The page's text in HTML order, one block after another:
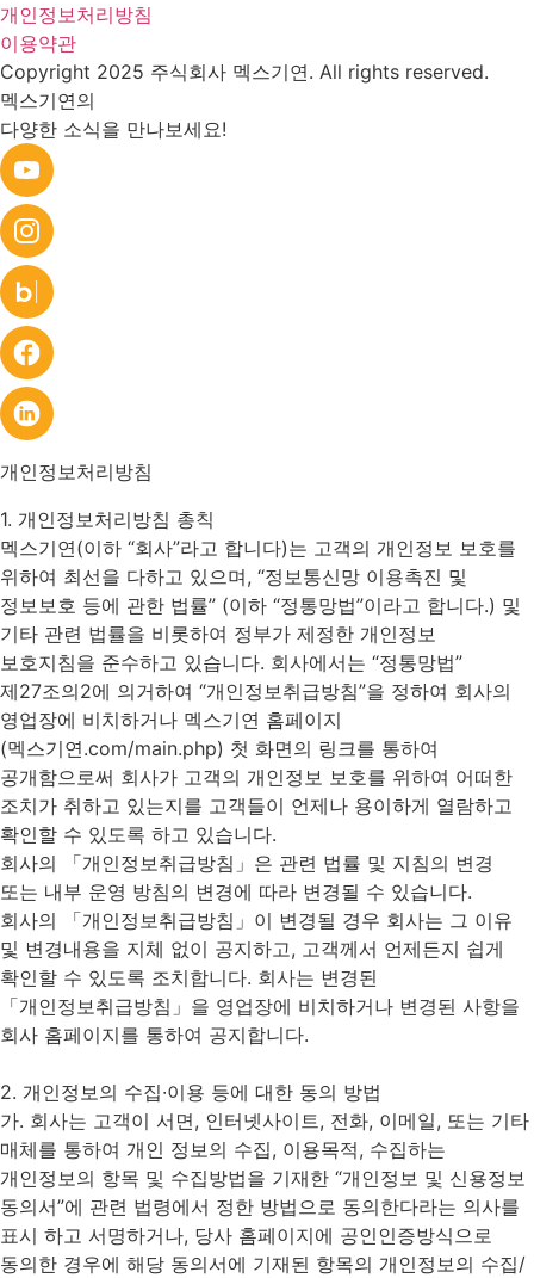
개인정보처리방침
이용약관
Copyright 2025 주식회사 멕스기연. All rights reserved.
멕스기연의
다양한 소식을 만나보세요!
개인정보처리방침
1. 개인정보처리방침 총칙
멕스기연(이하 “회사”라고 합니다)는 고객의 개인정보 보호를
위하여 최선을 다하고 있으며, “정보통신망 이용촉진 및
정보보호 등에 관한 법률” (이하 “정통망법”이라고 합니다.) 및
기타 관련 법률을 비롯하여 정부가 제정한 개인정보
보호지침을 준수하고 있습니다. 회사에서는 “정통망법”
제27조의2에 의거하여 “개인정보취급방침”을 정하여 회사의
영업장에 비치하거나 멕스기연 홈페이지
(멕스기연.com/main.php) 첫 화면의 링크를 통하여
공개함으로써 회사가 고객의 개인정보 보호를 위하여 어떠한
조치가 취하고 있는지를 고객들이 언제나 용이하게 열람하고
확인할 수 있도록 하고 있습니다.
회사의 「개인정보취급방침」은 관련 법률 및 지침의 변경
또는 내부 운영 방침의 변경에 따라 변경될 수 있습니다.
회사의 「개인정보취급방침」이 변경될 경우 회사는 그 이유
및 변경내용을 지체 없이 공지하고, 고객께서 언제든지 쉽게
확인할 수 있도록 조치합니다. 회사는 변경된
「개인정보취급방침」을 영업장에 비치하거나 변경된 사항을
회사 홈페이지를 통하여 공지합니다.
2. 개인정보의 수집∙이용 등에 대한 동의 방법
가. 회사는 고객이 서면, 인터넷사이트, 전화, 이메일, 또는 기타
매체를 통하여 개인 정보의 수집, 이용목적, 수집하는
개인정보의 항목 및 수집방법을 기재한 “개인정보 및 신용정보
동의서”에 관련 법령에서 정한 방법으로 동의한다라는 의사를
표시 하고 서명하거나, 당사 홈페이지에 공인인증방식으로
동의한 경우에 해당 동의서에 기재된 항목의 개인정보의 수집/